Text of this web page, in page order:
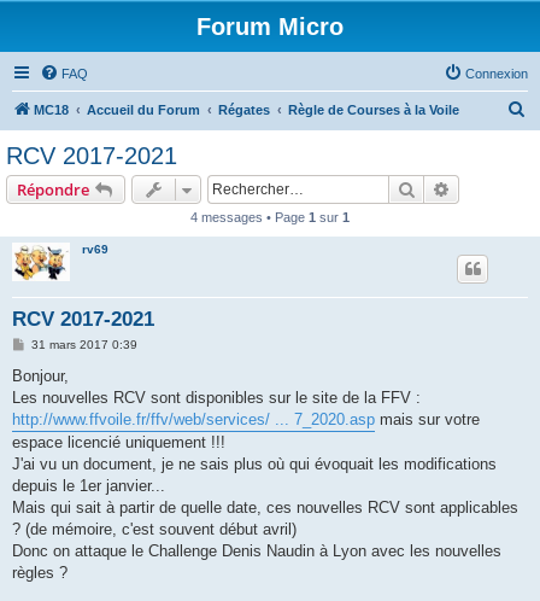
Forum Micro
FAQ Connexion
MC18 Accueil du Forum Régates Règle de Courses à la Voile
RCV 2017-2021
Répondre Rechercher
4 messages • Page 1 sur 1
rv69
RCV 2017-2021
M
s
a
g
e
31 mars 2017 0:39
Bonjour,
Les nouvelles RCV sont disponibles sur le site de la FFV :
http://www.ffvoile.fr/ffv/web/services/ ... 7_2020.asp mais sur votre
espace licencié uniquement !!!
J'ai vu un document, je ne sais plus où qui évoquait les modifications
depuis le 1er janvier...
Mais qui sait à partir de quelle date, ces nouvelles RCV sont applicables
? (de mémoire, c'est souvent début avril)
Donc on attaque le Challenge Denis Naudin à Lyon avec les nouvelles
règles ?